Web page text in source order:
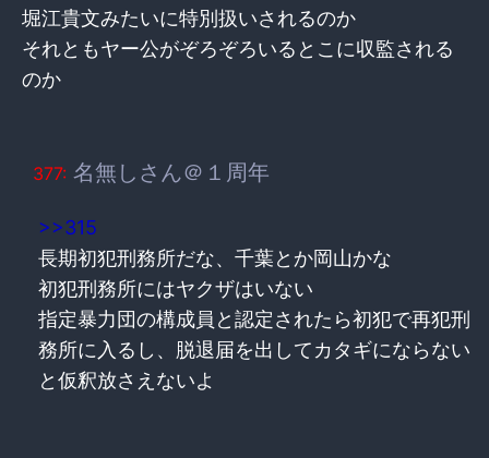
堀江貴文みたいに特別扱いされるのか
それともヤー公がぞろぞろいるとこに収監される
のか
377: 名無しさん＠１周年
>>315
長期初犯刑務所だな、千葉とか岡山かな
初犯刑務所にはヤクザはいない
指定暴力団の構成員と認定されたら初犯で再犯刑
務所に入るし、脱退届を出してカタギにならない
と仮釈放さえないよ